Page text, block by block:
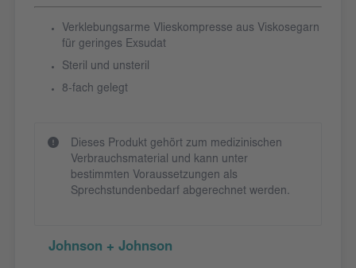
Verklebungsarme Vlieskompresse aus Viskosegarn
für geringes Exsudat
Steril und unsteril
8-fach gelegt
Dieses Produkt gehört zum medizinischen
Verbrauchsmaterial und kann unter
bestimmten Voraussetzungen als
Sprechstundenbedarf abgerechnet werden.
Johnson + Johnson